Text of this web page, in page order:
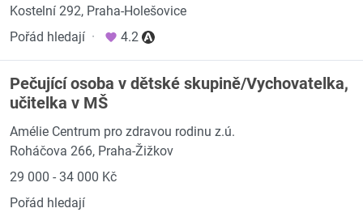
Kostelní 292, Praha-Holešovice
Pořád hledají · 4.2
Pečující osoba v dětské skupině/Vychovatelka,
učitelka v MŠ
Amélie Centrum pro zdravou rodinu z.ú.
Roháčova 266, Praha-Žižkov
29 000 - 34 000 Kč
Pořád hledají